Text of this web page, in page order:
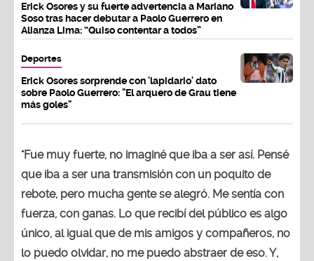
Erick Osores y su fuerte advertencia a Mariano
Soso tras hacer debutar a Paolo Guerrero en
Alianza Lima: “Quiso contentar a todos”
Deportes
Erick Osores sorprende con 'lapidario' dato
sobre Paolo Guerrero: "El arquero de Grau tiene
más goles"
"Fue muy fuerte, no imaginé que iba a ser así. Pensé
que iba a ser una transmisión con un poquito de
rebote, pero mucha gente se alegró. Me sentía con
fuerza, con ganas. Lo que recibí del público es algo
único, al igual que de mis amigos y compañeros, no
lo puedo olvidar, no me puedo abstraer de eso. Y,